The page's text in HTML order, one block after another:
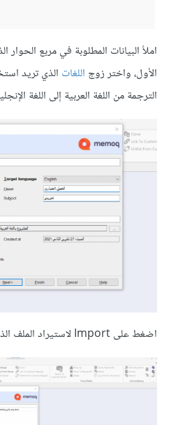
املأ البيانات المطلوبة في مربع
الأول، واختر زوج اللغات الذي تريد
الترجمة من اللغة العربية إلى اللغة
اضغط على Import ﻻستيراد الملف الذي ستعمل عليه.